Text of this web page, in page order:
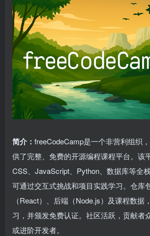
简介： freeCodeCamp是一个非营利组织
供了完整、免费的开源编程课程平台。该
CSS、JavaScript、Python、数据库等全
可通过交互式挑战和项目实践学习。仓库
（React）、后端（Node.js）及课程数据
习，并颁发免费认证。社区活跃，贡献者
或进阶开发者。